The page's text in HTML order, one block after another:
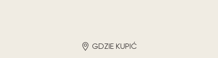
GDZIE KUPIĆ